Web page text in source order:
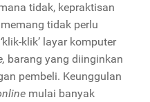
tidak, kepraktisan
memang tidak perlu
‘klik-klik’ layar komputer
barang yang diinginkan
pembeli. Keunggulan
mulai banyak